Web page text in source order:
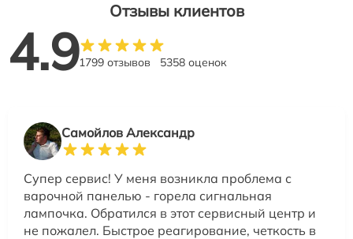
Отзывы клиентов
4.91799 отзывов 5358 оценок
Самойлов Александр
Супер сервис! У меня возникла проблема с
варочной панелью - горела сигнальная
лампочка. Обратился в этот сервисный центр и
не пожалел. Быстрое реагирование, четкость в